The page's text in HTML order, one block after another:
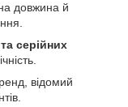
довжина й
серійних
відомий